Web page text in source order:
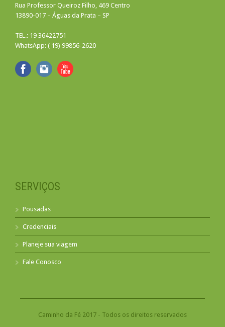
Rua Professor Queiroz Filho, 469 Centro
13890-017 – Águas da Prata – SP
TEL.: 19 36422751
WhatsApp: ( 19) 99856-2620
SERVIÇOS
Pousadas
Credenciais
Planeje sua viagem
Fale Conosco
Caminho da Fé 2017 - Todos os direitos reservados